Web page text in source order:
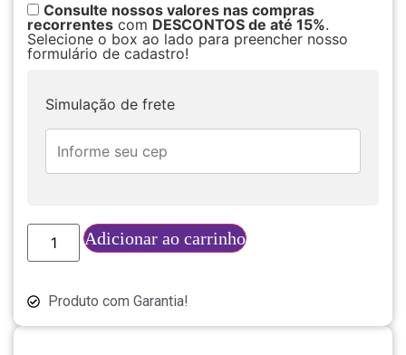
Consulte nossos valores nas compras
recorrentes com DESCONTOS de até 15%.
Selecione o box ao lado para preencher nosso
formulário de cadastro!
Simulação de frete
Adicionar ao carrinho
Produto com Garantia!